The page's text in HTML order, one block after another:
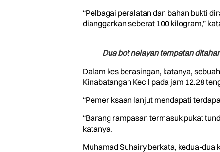
“Pelbagai peralatan dan bahan bukti
dianggarkan seberat 100 kilogram,”
Dua bot nelayan tempatan
Dalam kes berasingan, katanya,
Kinabatangan Kecil pada jam 12.28
“Pemeriksaan lanjut mendapati
“Barang rampasan termasuk pukat
katanya.
Muhamad Suhairy berkata, kedua-dua